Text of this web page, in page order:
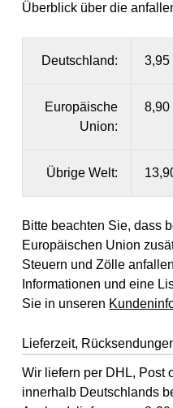
Überblick über die
Deutschland: 3,95
Europäische
Union:
8,90
Übrige Welt:
Bitte beachten Sie, dass
Europäischen Union
Steuern und Zölle
Informationen und eine
Sie in unseren
Lieferzeit,
Wir liefern per DHL, Post
innerhalb Deutschlands